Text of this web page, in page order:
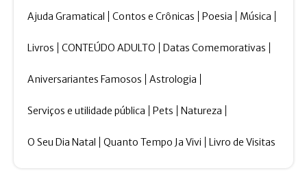
Ajuda Gramatical Contos e Crônicas Poesia Música
Livros CONTEÚDO ADULTO Datas Comemorativas
Aniversariantes Famosos Astrologia
Serviços e utilidade pública Pets Natureza
O Seu Dia Natal Quanto Tempo Ja Vivi Livro de Visitas